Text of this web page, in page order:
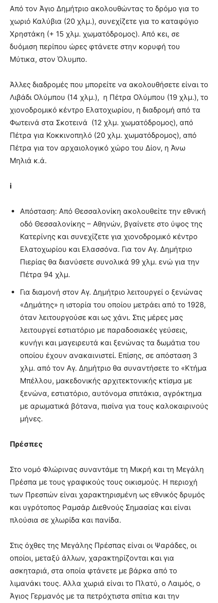
Από τον Άγιο Δημήτριο ακολουθώντας το δρόμο για το
χωριό Καλύβια (20 χλμ.), συνεχίζετε για το καταφύγιο
Χρηστάκη (+ 15 χλμ. χωματόδρομος). Από κει, σε
δυόμιση περίπου ώρες φτάνετε στην κορυφή του
Μύτικα, στον Όλυμπο.
Άλλες διαδρομές που μπορείτε να ακολουθήσετε είναι το
Λιβάδι Ολύμπου (14 χλμ.), η Πέτρα Ολύμπου (19 χλμ.), το
χιονοδρομικό κέντρο Ελατοχωρίου, η διαδρομή από τα
Φωτεινά στα Σκοτεινά (12 χλμ. χωματόδρομος), από
Πέτρα για Κοκκινοπηλό (20 χλμ. χωματόδρομος), από
Πέτρα για τον αρχαιολογικό χώρο του Δίον, η Άνω
Μηλιά κ.ά.
i
Απόσταση: Από Θεσσαλονίκη ακολουθείτε την εθνική
οδό Θεσσαλονίκης – Αθηνών, βγαίνετε στο ύψος της
Κατερίνης και συνεχίζετε για χιονοδρομικό κέντρο
Ελατοχωρίου και Ελασσόνα. Για τον Αγ. Δημήτριο
Πιερίας θα διανύσετε συνολικά 99 χλμ. ενώ για την
Πέτρα 94 χλμ.
Για διαμονή στον Αγ. Δημήτριο λειτουργεί ο ξενώνας
«Δημάτης» η ιστορία του οποίου μετράει από το 1928,
όταν λειτουργούσε και ως χάνι. Στις μέρες μας
λειτουργεί εστιατόριο με παραδοσιακές γεύσεις,
κυνήγι και μαγειρευτά και ξενώνας τα δωμάτια του
οποίου έχουν ανακαινιστεί. Επίσης, σε απόσταση 3
χλμ. από τον Αγ. Δημήτριο θα συναντήσετε το «Κτήμα
Μπέλλου, μακεδονικής αρχιτεκτονικής κτίσμα με
ξενώνα, εστιατόριο, αυτόνομα σπιτάκια, αγρόκτημα
με αρωματικά βότανα, πισίνα για τους καλοκαιρινούς
μήνες.
Πρέσπες
Στο νομό Φλώρινας συναντάμε τη Μικρή και τη Μεγάλη
Πρέσπα με τους γραφικούς τους οικισμούς. Η περιοχή
των Πρεσπών είναι χαρακτηρισμένη ως εθνικός δρυμός
και υγρότοπος Ραμσάρ Διεθνούς Σημασίας και είναι
πλούσια σε χλωρίδα και πανίδα.
Στις όχθες της Μεγάλης Πρέσπας είναι οι Ψαράδες, οι
οποίοι, μεταξύ άλλων, χαρακτηρίζονται και για
ασκηταριά, στα οποία φτάνετε με βάρκα από το
λιμανάκι τους. Αλλα χωριά είναι το Πλατύ, ο Λαιμός, ο
Άγιος Γερμανός με τα πετρόχτιστα σπίτια και την